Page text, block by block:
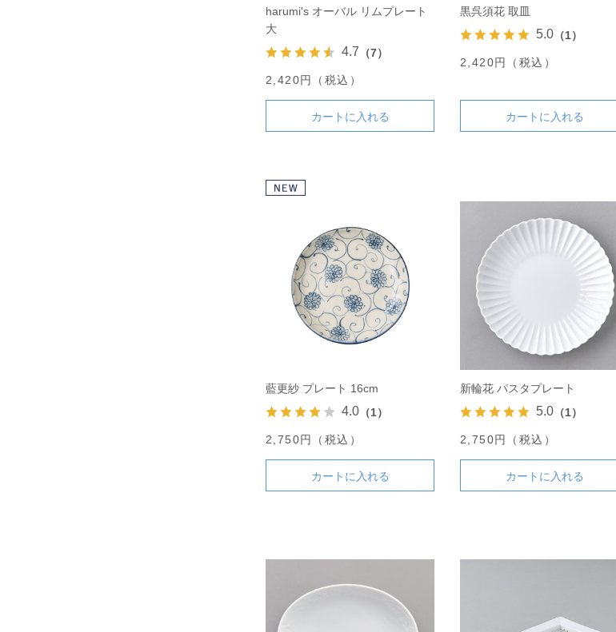
harumi's オーバル リムプレート
大
4.7 （7）
2,420円（税込）
カートに入れる
黒呉須花 取皿
5.0 （1）
2,420円（税込）
カートに入れる
藍更紗 プレート 16cm
4.0 （1）
2,750円（税込）
カートに入れる
新輪花 パスタプレート
5.0 （1）
2,750円（税込）
カートに入れる